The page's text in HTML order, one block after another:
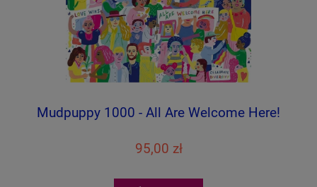
Mudpuppy 1000 - All Are Welcome Here!
95,00 zł